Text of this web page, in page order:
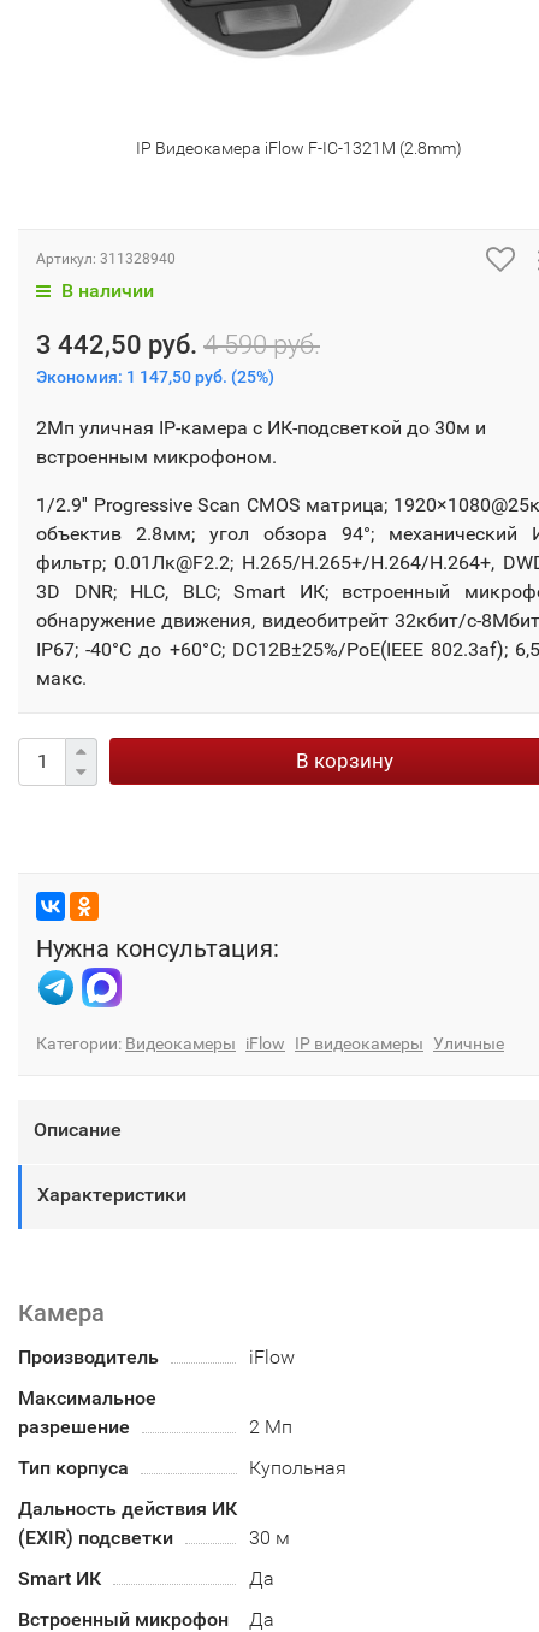
IP Видеокамера iFlow F-IC-1321M (2.8mm)
Артикул: 311328940
В наличии
3 442,50 руб. 4 590 руб.
Экономия: 1 147,50 руб. (25%)
2Мп уличная IP-камера с ИК-подсветкой до 30м и
встроенным микрофоном.
1/2.9'' Progressive Scan CMOS матрица;
объектив 2.8мм; угол обзора 94°; механический
фильтр; 0.01Лк@F2.2; H.265/H.265+/H.264/H.264+,
3D DNR; HLC, BLC; Smart ИК; встроенный
обнаружение движения, видеобитрейт 32кбит/с-
IP67; -40°C до +60°C; DC12В±25%/PoE(IEEE 802.3af);
макс.
В корзину
Нужна консультация:
Категории: Видеокамеры iFlow IP видеокамеры Уличные
Описание
Характеристики
Камера
Производитель
iFlow
Максимальное
разрешение
2 Мп
Тип корпуса
Купольная
Дальность действия ИК
(EXIR) подсветки
30 м
Smart ИК
Да
Встроенный микрофон
Да